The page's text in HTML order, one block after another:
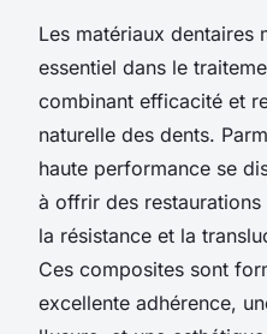
Les matériaux dentaires
essentiel dans le
combinant efficacité et
naturelle des dents.
haute performance se
à offrir des
la résistance et la
Ces composites sont
excellente adhérence,